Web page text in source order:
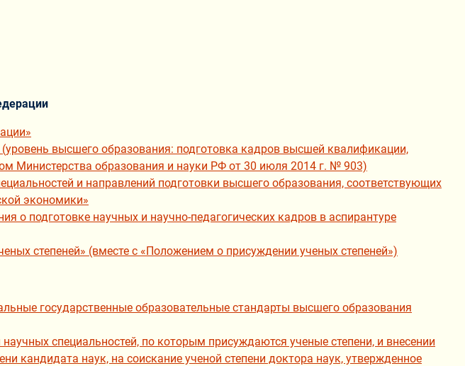
высшего образования: подготовка кадров высшей квалификации,
Министерства образования и науки РФ от 30 июля 2014 г. № 903)
и направлений подготовки высшего образования, соответствующих
экономики»
о подготовке научных и научно-педагогических кадров в аспирантуре
степеней» (вместе с «Положением о присуждении ученых степеней»)
государственные образовательные стандарты высшего образования
специальностей, по которым присуждаются ученые степени, и внесении
кандидата наук, на соискание ученой степени доктора наук, утвержденное